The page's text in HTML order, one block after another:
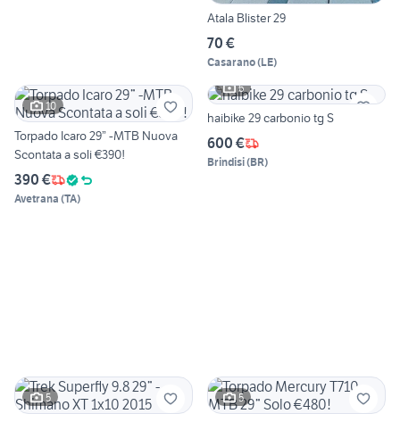
Atala Blister 29
70 €
Casarano(LE)
10
Torpado Icaro 29” -MTB Nuova
Scontata a soli €390!
390 €
Avetrana (TA)
6
haibike 29 carbonio tg S
600 €
Brindisi(BR)
5 5